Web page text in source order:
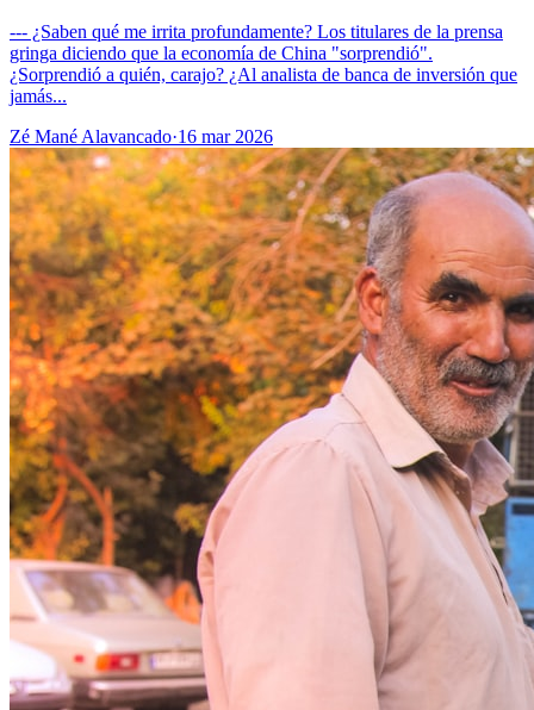
--- ¿Saben qué me irrita profundamente? Los titulares de la prensa
gringa diciendo que la economía de China "sorprendió".
¿Sorprendió a quién, carajo? ¿Al analista de banca de inversión que
jamás...
Zé Mané Alavancado·16 mar 2026